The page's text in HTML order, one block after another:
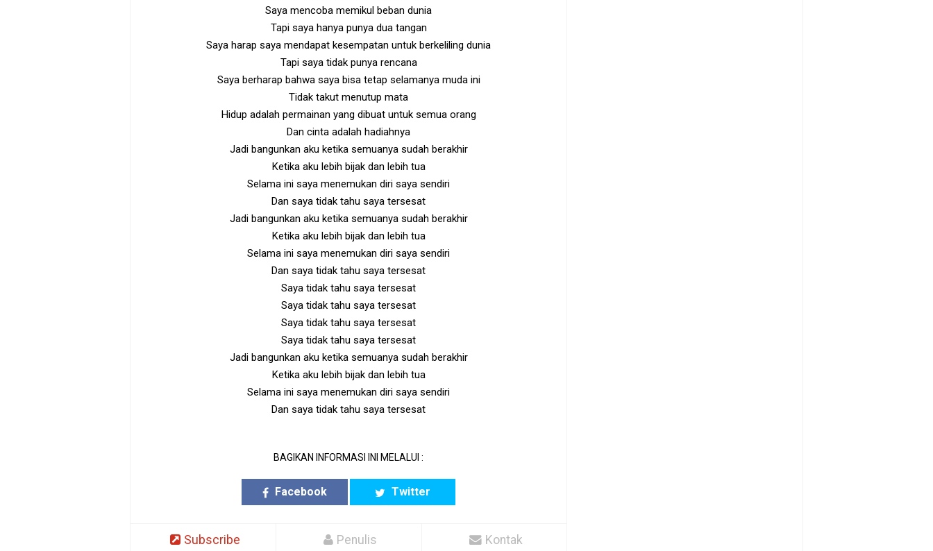
Saya mencoba memikul beban dunia
Tapi saya hanya punya dua tangan
Saya harap saya mendapat kesempatan untuk berkeliling dunia
Tapi saya tidak punya rencana
Saya berharap bahwa saya bisa tetap selamanya muda ini
Tidak takut menutup mata
Hidup adalah permainan yang dibuat untuk semua orang
Dan cinta adalah hadiahnya
Jadi bangunkan aku ketika semuanya sudah berakhir
Ketika aku lebih bijak dan lebih tua
Selama ini saya menemukan diri saya sendiri
Dan saya tidak tahu saya tersesat
Jadi bangunkan aku ketika semuanya sudah berakhir
Ketika aku lebih bijak dan lebih tua
Selama ini saya menemukan diri saya sendiri
Dan saya tidak tahu saya tersesat
Saya tidak tahu saya tersesat
Saya tidak tahu saya tersesat
Saya tidak tahu saya tersesat
Saya tidak tahu saya tersesat
Jadi bangunkan aku ketika semuanya sudah berakhir
Ketika aku lebih bijak dan lebih tua
Selama ini saya menemukan diri saya sendiri
Dan saya tidak tahu saya tersesat
BAGIKAN INFORMASI INI MELALUI :
Facebook Twitter
Subscribe Penulis Kontak